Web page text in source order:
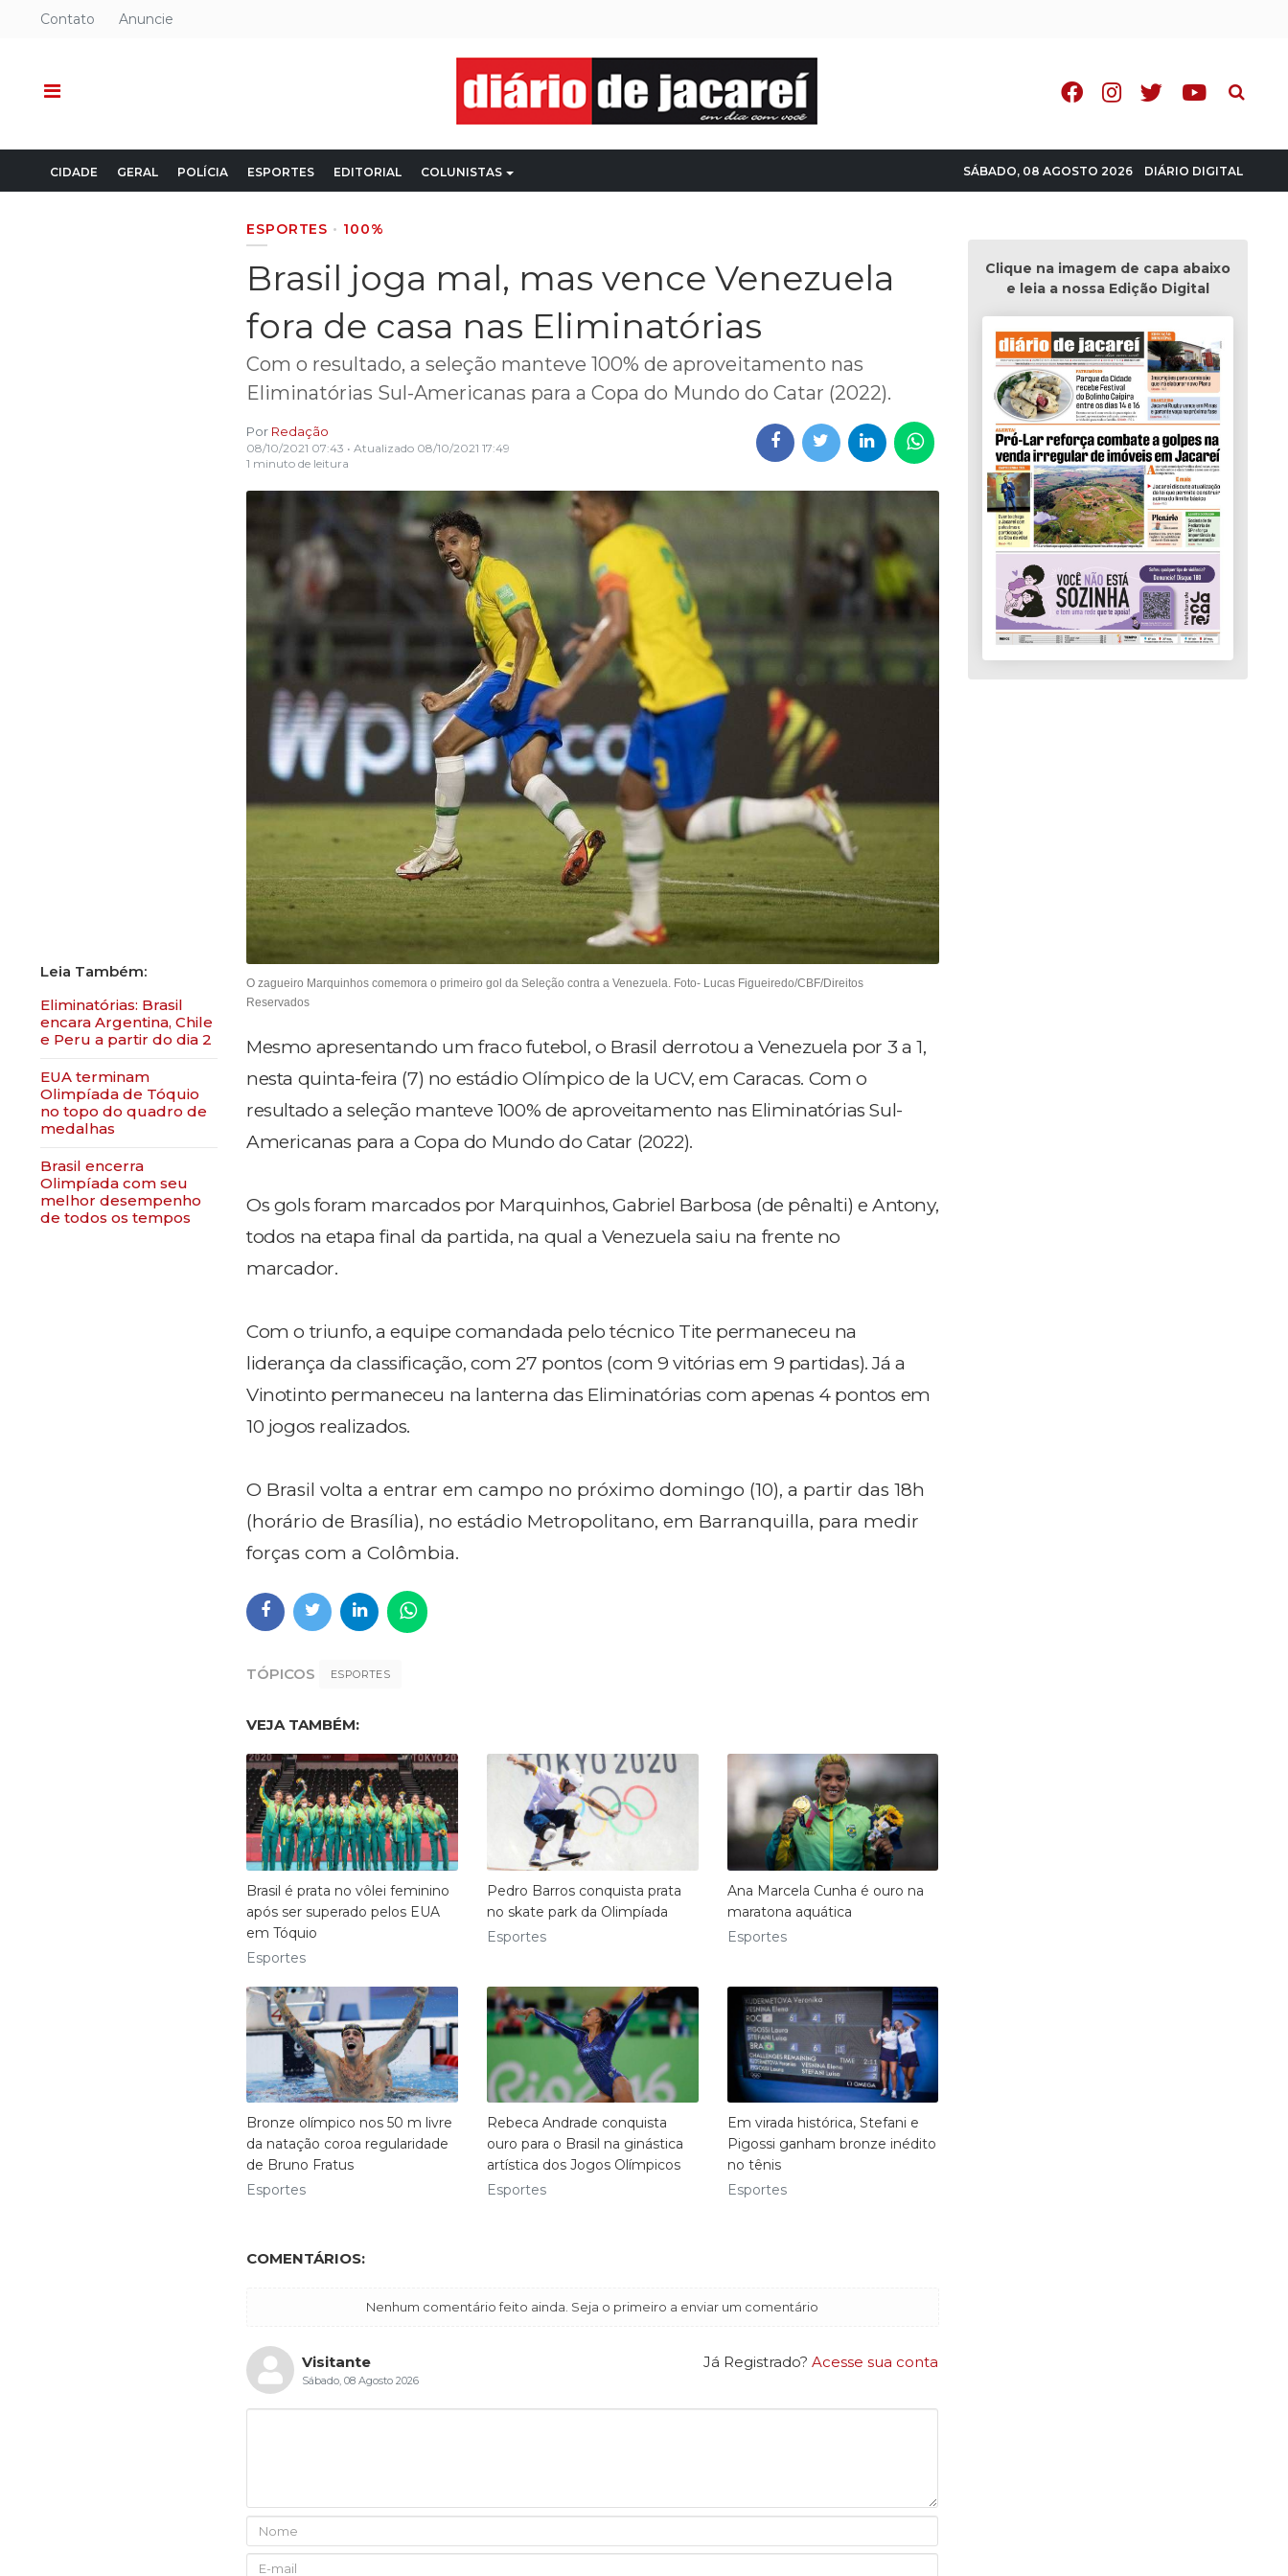
Contato Anuncie
Pesquisa
CIDADE GERAL POLÍCIA ESPORTES EDITORIAL COLUNISTAS SÁBADO, 08 AGOSTO 2026 DIÁRIO DIGITAL
Eliminatórias: Brasil
encara Argentina, Chile
e Peru a partir do dia 2
EUA terminam
Olimpíada de Tóquio
no topo do quadro de
medalhas
Brasil encerra
Olimpíada com seu
melhor desempenho
de todos os tempos
ESPORTES 100%
Brasil joga mal, mas vence Venezuela
fora de casa nas Eliminatórias
Com o resultado, a seleção manteve 100% de aproveitamento nas
Eliminatórias Sul-Americanas para a Copa do Mundo do Catar (2022).
Por Redação
08/10/2021 07:43 • Atualizado 08/10/2021 17:49
1 minuto de leitura
O zagueiro Marquinhos comemora o primeiro gol da Seleção contra a Venezuela. Foto- Lucas Figueiredo/CBF/Direitos
Reservados
Mesmo apresentando um fraco futebol, o Brasil derrotou a Venezuela por 3 a 1,
nesta quinta-feira (7) no estádio Olímpico de la UCV, em Caracas. Com o
resultado a seleção manteve 100% de aproveitamento nas Eliminatórias Sul-
Americanas para a Copa do Mundo do Catar (2022).
Os gols foram marcados por Marquinhos, Gabriel Barbosa (de pênalti) e Antony,
todos na etapa final da partida, na qual a Venezuela saiu na frente no
marcador.
Com o triunfo, a equipe comandada pelo técnico Tite permaneceu na
liderança da classificação, com 27 pontos (com 9 vitórias em 9 partidas). Já a
Vinotinto permaneceu na lanterna das Eliminatórias com apenas 4 pontos em
10 jogos realizados.
O Brasil volta a entrar em campo no próximo domingo (10), a partir das 18h
(horário de Brasília), no estádio Metropolitano, em Barranquilla, para medir
forças com a Colômbia.
TÓPICOS ESPORTES
VEJA TAMBÉM:
Brasil é prata no vôlei feminino
após ser superado pelos EUA
em Tóquio
Esportes
Pedro Barros conquista prata
no skate park da Olimpíada
Esportes
Ana Marcela Cunha é ouro na
maratona aquática
Esportes
Bronze olímpico nos 50 m livre
da natação coroa regularidade
de Bruno Fratus
Esportes
Rebeca Andrade conquista
ouro para o Brasil na ginástica
artística dos Jogos Olímpicos
Esportes
Em virada histórica, Stefani e
Pigossi ganham bronze inédito
no tênis
Esportes
COMENTÁRIOS:
Nenhum comentário feito ainda. Seja o primeiro a enviar um comentário
Já Registrado? Acesse sua conta
Visitante
Sábado, 08 Agosto 2026
Clique na imagem de capa abaixo
e leia a nossa Edição Digital